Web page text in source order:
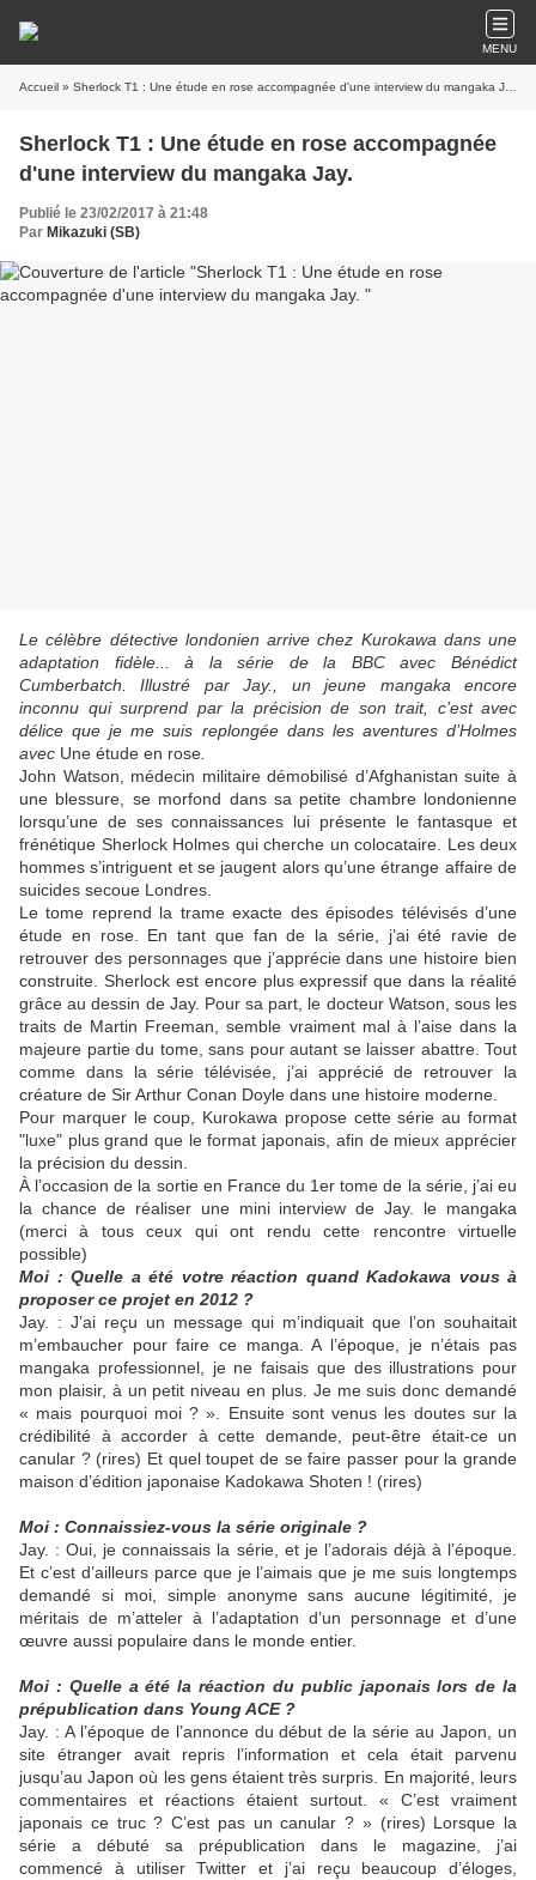
MENU
Accueil » Sherlock T1 : Une étude en rose accompagnée d'une interview du mangaka Jay.
Sherlock T1 : Une étude en rose accompagnée
d'une interview du mangaka Jay.
Publié le 23/02/2017 à 21:48
Par Mikazuki (SB)
Le célèbre détective londonien arrive chez Kurokawa dans une
adaptation fidèle... à la série de la BBC avec Bénédict
Cumberbatch. Illustré par Jay., un jeune mangaka encore
inconnu qui surprend par la précision de son trait, c’est avec
délice que je me suis replongée dans les aventures d’Holmes
avec Une étude en rose
John Watson, médecin militaire démobilisé d’Afghanistan suite à
une blessure, se morfond dans sa petite chambre londonienne
lorsqu’une de ses connaissances lui présente le fantasque et
frénétique Sherlock Holmes qui cherche un colocataire. Les deux
hommes s’intriguent et se jaugent alors qu’une étrange affaire de
suicides secoue Londres.
Le tome reprend la trame exacte des épisodes télévisés d’une
étude en rose. En tant que fan de la série, j’ai été ravie de
retrouver des personnages que j’apprécie dans une histoire bien
construite. Sherlock est encore plus expressif que dans la réalité
grâce au dessin de Jay. Pour sa part, le docteur Watson, sous les
traits de Martin Freeman, semble vraiment mal à l’aise dans la
majeure partie du tome, sans pour autant se laisser abattre. Tout
comme dans la série télévisée, j’ai apprécié de retrouver la
créature de Sir Arthur Conan Doyle dans une histoire moderne.
Pour marquer le coup, Kurokawa propose cette série au format
"luxe" plus grand que le format japonais, afin de mieux apprécier
la précision du dessin.
À l’occasion de la sortie en France du 1er tome de la série, j’ai eu
la chance de réaliser une mini interview de Jay. le mangaka
(merci à tous ceux qui ont rendu cette rencontre virtuelle
possible)
Moi : Quelle a été votre réaction quand Kadokawa vous à
proposer ce projet en 2012 ?
Jay. : J’ai reçu un message qui m’indiquait que l’on souhaitait
m’embaucher pour faire ce manga. A l’époque, je n’étais pas
mangaka professionnel, je ne faisais que des illustrations pour
mon plaisir, à un petit niveau en plus. Je me suis donc demandé
« mais pourquoi moi ? ». Ensuite sont venus les doutes sur la
crédibilité à accorder à cette demande, peut-être était-ce un
canular ? (rires) Et quel toupet de se faire passer pour la grande
maison d’édition japonaise Kadokawa Shoten ! (rires)
Moi : Connaissiez-vous la série originale ?
Jay. : Oui, je connaissais la série, et je l’adorais déjà à l’époque.
Et c’est d’ailleurs parce que je l’aimais que je me suis longtemps
demandé si moi, simple anonyme sans aucune légitimité, je
méritais de m’atteler à l’adaptation d’un personnage et d’une
œuvre aussi populaire dans le monde entier.
Moi : Quelle a été la réaction du public japonais lors de la
prépublication dans Young ACE ?
Jay. : A l’époque de l’annonce du début de la série au Japon, un
site étranger avait repris l’information et cela était parvenu
jusqu’au Japon où les gens étaient très surpris. En majorité, leurs
commentaires et réactions étaient surtout. « C’est vraiment
japonais ce truc ? C’est pas un canular ? » (rires) Lorsque la
série a débuté sa prépublication dans le magazine, j’ai
commencé à utiliser Twitter et j’ai reçu beaucoup d’éloges,